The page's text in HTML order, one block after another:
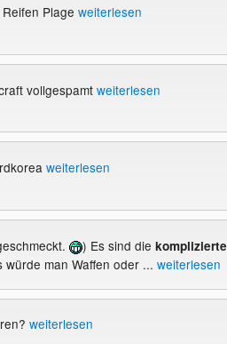
Plage weiterlesen
vollgespamt weiterlesen
weiterlesen
) Es sind die komplizierte
würde man Waffen oder ... weiterlesen
weiterlesen